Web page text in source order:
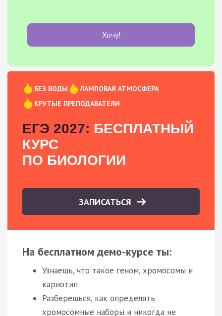
Хочу!
БЕЗ ВОДЫ
ЛАМПОВАЯ АТМОСФЕРА
КРУТЫЕ ПРЕПОДАВАТЕЛИ
ЕГЭ 2027: БЕСПЛАТНЫЙ
КУРС
ПО БИОЛОГИИ
ЗАПИСАТЬСЯ
На бесплатном демо-курсе ты:
Узнаешь, что такое геном, хромосомы и
кариотип
Разберешься, как определять
хромосомные наборы и никогда не